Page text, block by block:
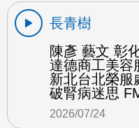
長青樹
陳彥 藝文 彰
達德商工美容
新北台北榮服
破腎病迷思
2026/07/24